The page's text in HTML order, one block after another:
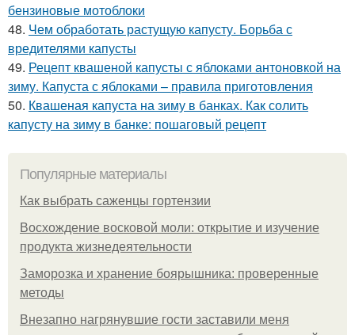
бензиновые мотоблоки
48. Чем обработать растущую капусту. Борьба с
вредителями капусты
49. Рецепт квашеной капусты с яблоками антоновкой на
зиму. Капуста с яблоками – правила приготовления
50. Квашеная капуста на зиму в банках. Как солить
капусту на зиму в банке: пошаговый рецепт
Популярные материалы
Как выбрать саженцы гортензии
Восхождение восковой моли: открытие и изучение
продукта жизнедеятельности
Заморозка и хранение боярышника: проверенные
методы
Внезапно нагрянувшие гости заставили меня